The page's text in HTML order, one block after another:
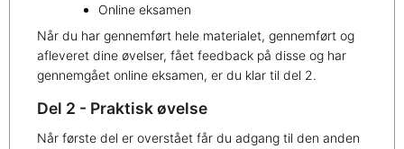
Online eksamen
Når du har gennemført hele materialet, gennemført og
afleveret dine øvelser, fået feedback på disse og har
gennemgået online eksamen, er du klar til del 2.
Del 2 - Praktisk øvelse
Når første del er overstået får du adgang til den anden